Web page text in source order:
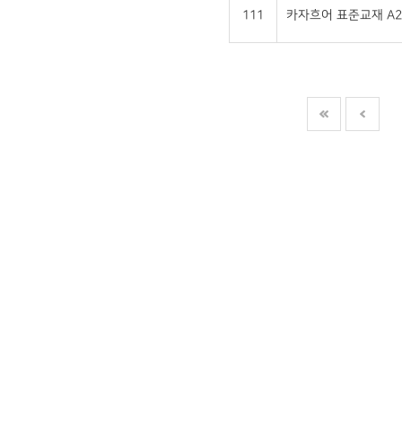
111 카자흐어 표준교재